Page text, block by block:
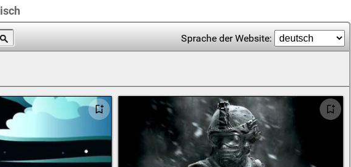
Sprache der Website: